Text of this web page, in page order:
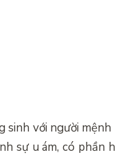
với người mệnh
sự u ám, có phần